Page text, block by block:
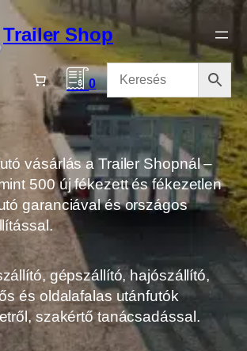
Trailer Shop
0
vásárlás a Trailer Shopnál –
500 új fékezett és fékezetlen
garanciával és országos
gépszállító, hajószállító,
és oldalafalas utánfutók
szakértő tanácsadással.